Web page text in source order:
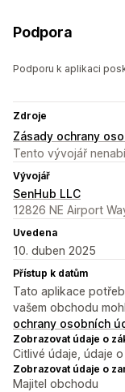
Podpora
Podporu k aplikaci
Zdroje
Zásady ochrany
Tento vývojář
Vývojář
SenHub LLC
12826 NE Airport
Uvedena
10. duben 2025
Přístup k datům
Tato aplikace
vašem obchodu
ochrany osobních
Zobrazovat údaje o
Citlivé údaje, údaje
Zobrazovat údaje o
Majitel obchodu